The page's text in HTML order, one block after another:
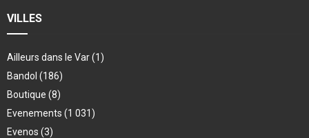
VILLES
Ailleurs dans le Var(1)
Bandol (186)
Boutique (8)
Evenements (1 031)
Evenos (3)